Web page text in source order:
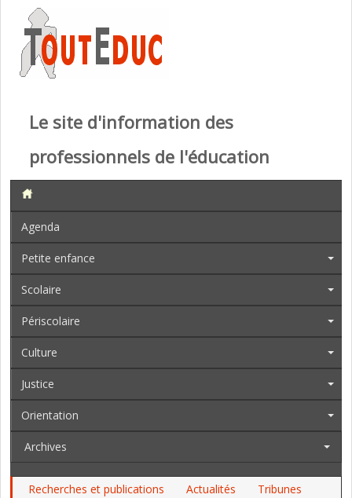
Le site d'information des
professionnels de l'éducation
Agenda
Petite enfance
Scolaire
Périscolaire
Culture
Justice
Orientation
Archives
Recherches et publications Actualités
Tribunes